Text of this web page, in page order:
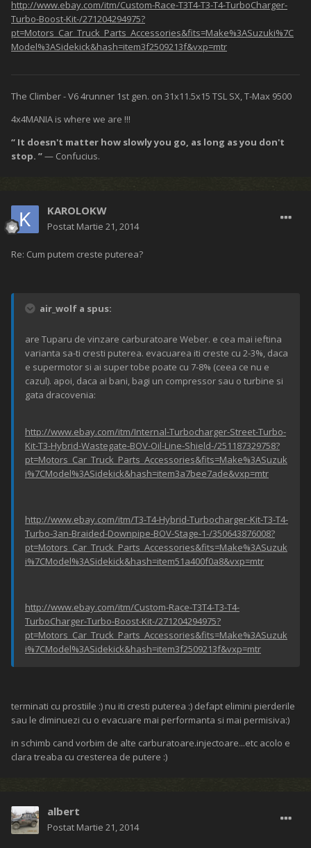
http://www.ebay.com/itm/Custom-Race-T3T4-T3-T4-TurboCharger-
Turbo-Boost-Kit-/271204294975?
pt=Motors_Car_Truck_Parts_Accessories&fits=Make%3ASuzuki%7C
Model%3ASidekick&hash=item3f2509213f&vxp=mtr
The Climber - V6 4runner 1st gen. on 31x11.5x15 TSL SX, T-Max 9500
4x4MANIA is where we are !!!
“ It doesn't matter how slowly you go, as long as you don't
stop. ”— Confucius.
KAROLOKW
Postat Martie 21, 2014
Re: Cum putem creste puterea?
air_wolf a spus:
are Tuparu de vinzare carburatoare Weber. e cea mai ieftina
varianta sa-ti cresti puterea. evacuarea iti creste cu 2-3%, daca
e supermotor si ai super tobe poate cu 7-8% (ceea ce nu e
cazul). apoi, daca ai bani, bagi un compressor sau o turbine si
gata dracovenia:
http://www.ebay.com/itm/Internal-Turbocharger-Street-Turbo-
Kit-T3-Hybrid-Wastegate-BOV-Oil-Line-Shield-/251187329758?
pt=Motors_Car_Truck_Parts_Accessories&fits=Make%3ASuzuk
i%7CModel%3ASidekick&hash=item3a7bee7ade&vxp=mtr
http://www.ebay.com/itm/T3-T4-Hybrid-Turbocharger-Kit-T3-T4-
Turbo-3an-Braided-Downpipe-BOV-Stage-1-/350643876008?
pt=Motors_Car_Truck_Parts_Accessories&fits=Make%3ASuzuk
i%7CModel%3ASidekick&hash=item51a400f0a8&vxp=mtr
http://www.ebay.com/itm/Custom-Race-T3T4-T3-T4-
TurboCharger-Turbo-Boost-Kit-/271204294975?
pt=Motors_Car_Truck_Parts_Accessories&fits=Make%3ASuzuk
i%7CModel%3ASidekick&hash=item3f2509213f&vxp=mtr
terminati cu prostiile :) nu iti cresti puterea :) defapt elimini pierderile
sau le diminuezi cu o evacuare mai performanta si mai permisiva:)
in schimb cand vorbim de alte carburatoare.injectoare...etc acolo e
clara treaba cu cresterea de putere :)
albert
Postat Martie 21, 2014